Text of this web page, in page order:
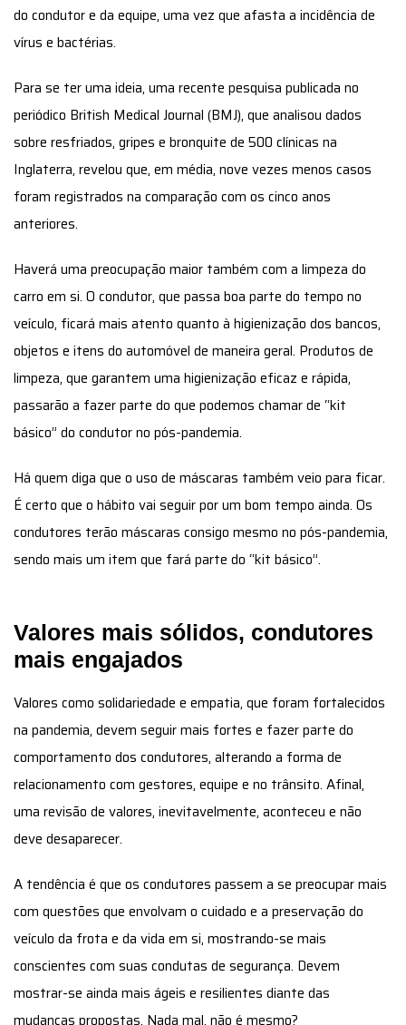
do condutor e da equipe, uma vez que afasta a incidência de
vírus e bactérias.
Para se ter uma ideia, uma recente pesquisa publicada no
periódico British Medical Journal (BMJ), que analisou dados
sobre resfriados, gripes e bronquite de 500 clínicas na
Inglaterra, revelou que, em média, nove vezes menos casos
foram registrados na comparação com os cinco anos
anteriores.
Haverá uma preocupação maior também com a limpeza do
carro em si. O condutor, que passa boa parte do tempo no
veículo, ficará mais atento quanto à higienização dos bancos,
objetos e itens do automóvel de maneira geral. Produtos de
limpeza, que garantem uma higienização eficaz e rápida,
passarão a fazer parte do que podemos chamar de “kit
básico” do condutor no pós-pandemia.
Há quem diga que o uso de máscaras também veio para ficar.
É certo que o hábito vai seguir por um bom tempo ainda. Os
condutores terão máscaras consigo mesmo no pós-pandemia,
sendo mais um item que fará parte do “kit básico”.
Valores mais sólidos, condutores
mais engajados
Valores como solidariedade e empatia, que foram fortalecidos
na pandemia, devem seguir mais fortes e fazer parte do
comportamento dos condutores, alterando a forma de
relacionamento com gestores, equipe e no trânsito. Afinal,
uma revisão de valores, inevitavelmente, aconteceu e não
deve desaparecer.
A tendência é que os condutores passem a se preocupar mais
com questões que envolvam o cuidado e a preservação do
veículo da frota e da vida em si, mostrando-se mais
conscientes com suas condutas de segurança. Devem
mostrar-se ainda mais ágeis e resilientes diante das
mudanças propostas. Nada mal, não é mesmo?